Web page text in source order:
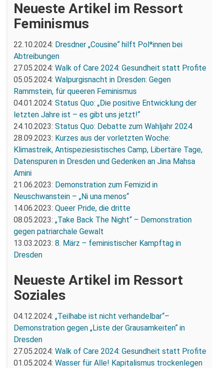
Neueste Artikel im Ressort
Feminismus
22.10.2024: Dresdner „Cousine“ hilft Pol*innen bei
Abtreibungen
27.05.2024: Walk of Care 2024: Gesundheit statt Profite
05.05.2024: Walpurgisnacht in Dresden: Gegen
Rammstein, für queeren Feminismus
04.01.2024: Status Quo: „Die positive Entwicklung der
letzten Jahre ist – es gibt uns jetzt!“
24.10.2023: Status Quo: Debatte zum Wahljahr 2024
28.09.2023: Kurzes aus der vorletzten Woche:
Klimastreik, Antispeziesistisches Camp, Libertäre Tage,
Datenspuren in Dresden und Gedenken an Jina Mahsa
Amini
21.06.2023: Demonstration zum Femizid in
Neuschwanstein – „Ni una menos“
14.06.2023: Queer Pride, die dritte
08.05.2023: „Take Back The Night“ – Demonstration
gegen patriarchale Gewalt
13.03.2023: 8. März – feministischer Kampftag in
Dresden
Neueste Artikel im Ressort
Soziales
04.12.2024: „Teilhabe ist nicht verhandelbar“–
Demonstration gegen „Liste der Grausamkeiten“ in
Dresden
27.05.2024: Walk of Care 2024: Gesundheit statt Profite
01.05.2024: Wasser für Alle! Kapitalismus trockenlegen